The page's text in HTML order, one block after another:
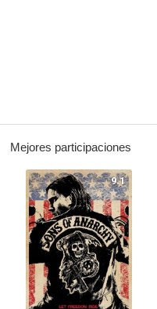
Mejores participaciones
9.1